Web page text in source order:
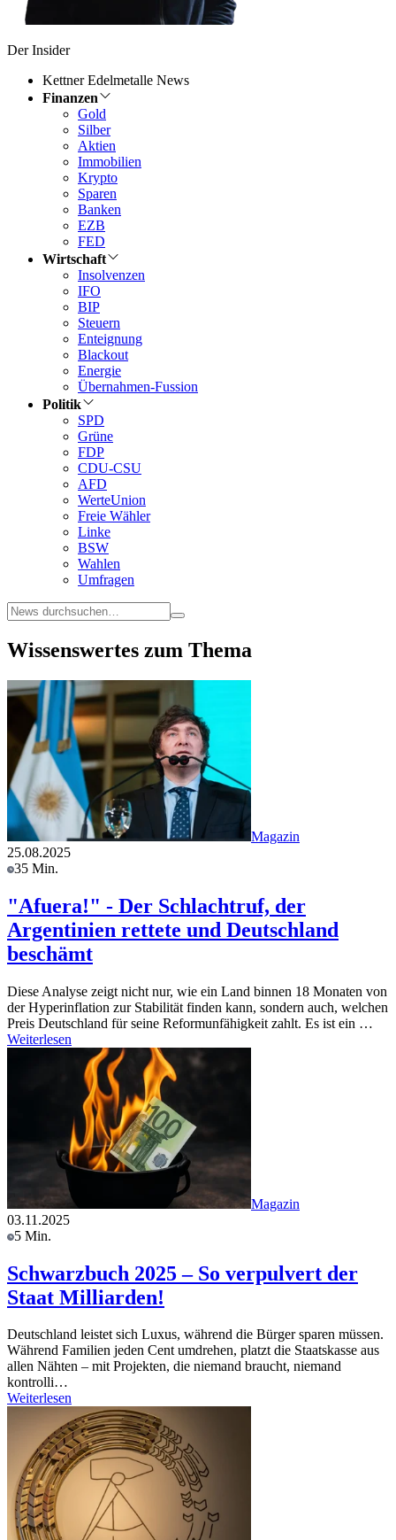
Der Insider
Kettner Edelmetalle News
Finanzen
Gold
Silber
Aktien
Immobilien
Krypto
Sparen
Banken
EZB
FED
Wirtschaft
Insolvenzen
IFO
BIP
Steuern
Enteignung
Blackout
Energie
Übernahmen-Fussion
Politik
SPD
Grüne
FDP
CDU-CSU
AFD
WerteUnion
Freie Wähler
Linke
BSW
Wahlen
Umfragen
Wissenswertes zum Thema
Magazin
25.08.2025
35 Min.
"Afuera!" - Der Schlachtruf, der
Argentinien rettete und Deutschland
beschämt
Diese Analyse zeigt nicht nur, wie ein Land binnen 18 Monaten von
der Hyperinflation zur Stabilität finden kann, sondern auch, welchen
Preis Deutschland für seine Reformunfähigkeit zahlt. Es ist ein …
Weiterlesen
Magazin
03.11.2025
5 Min.
Schwarzbuch 2025 – So verpulvert der
Staat Milliarden!
Deutschland leistet sich Luxus, während die Bürger sparen müssen.
Während Familien jeden Cent umdrehen, platzt die Staatskasse aus
allen Nähten – mit Projekten, die niemand braucht, niemand
kontrolli…
Weiterlesen